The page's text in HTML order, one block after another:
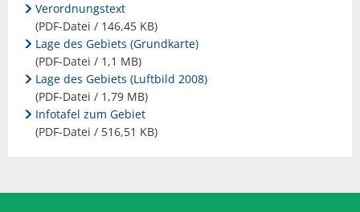
Verordnungstext
(PDF-Datei / 146,45 KB)
Lage des Gebiets (Grundkarte)
(PDF-Datei / 1,1 MB)
Lage des Gebiets (Luftbild 2008)
(PDF-Datei / 1,79 MB)
Infotafel zum Gebiet
(PDF-Datei / 516,51 KB)